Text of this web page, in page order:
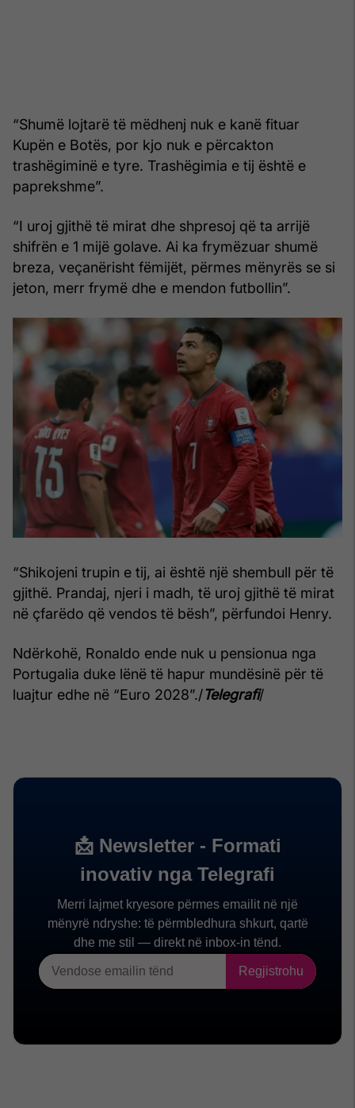
“Shumë lojtarë të mëdhenj nuk e kanë fituar
Kupën e Botës, por kjo nuk e përcakton
trashëgiminë e tyre. Trashëgimia e tij është e
paprekshme”.
“I uroj gjithë të mirat dhe shpresoj që ta arrijë
shifrën e 1 mijë golave. Ai ka frymëzuar shumë
breza, veçanërisht fëmijët, përmes mënyrës se si
jeton, merr frymë dhe e mendon futbollin”.
“Shikojeni trupin e tij, ai është një shembull për të
gjithë. Prandaj, njeri i madh, të uroj gjithë të mirat
në çfarëdo që vendos të bësh”, përfundoi Henry.
Ndërkohë, Ronaldo ende nuk u pensionua nga
Portugalia duke lënë të hapur mundësinë për të
luajtur edhe në “Euro 2028”./Telegrafi/